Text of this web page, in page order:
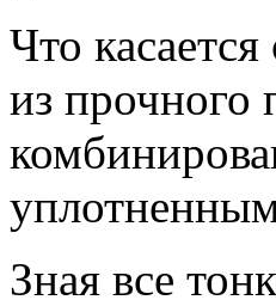
Что
из прочного
Зная все